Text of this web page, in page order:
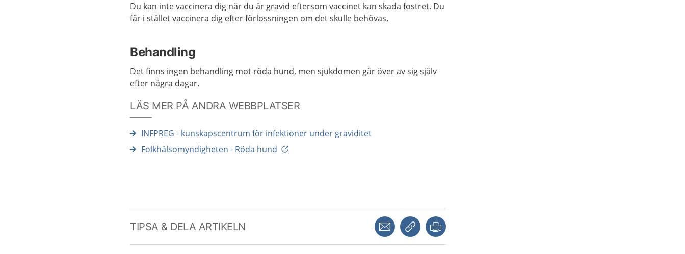
Du kan inte vaccinera dig när du är gravid eftersom vaccinet kan skada fostret. Du
får i stället vaccinera dig efter förlossningen om det skulle behövas.
Behandling
Det finns ingen behandling mot röda hund, men sjukdomen går över av sig själv
efter några dagar.
LÄS MER PÅ ANDRA WEBBPLATSER
INFPREG - kunskapscentrum för infektioner under graviditet
Folkhälsomyndigheten - Röda hund
TIPSA & DELA ARTIKELN Dela via mejlKopiera länk